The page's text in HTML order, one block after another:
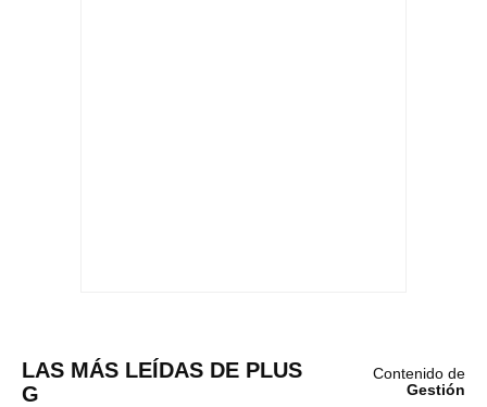
LAS MÁS LEÍDAS DE PLUS
G
Contenido de
Gestión